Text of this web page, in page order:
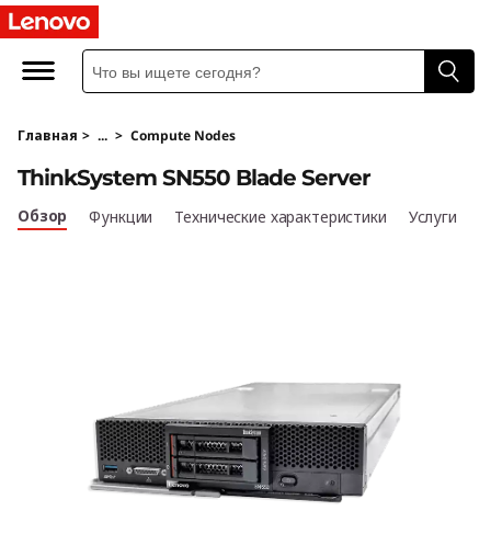
T
h
n
k
Главная > ... > Compute Nodes
ThinkSystem SN550 Blade Server
Обзор Функции Технические характеристики Услуги